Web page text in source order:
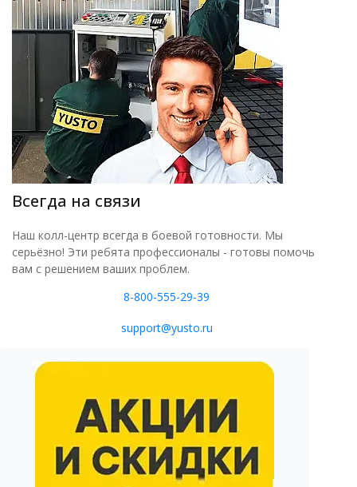
Всегда на связи
Наш колл-центр всегда в боевой готовности. Мы
серьёзно! Эти ребята профессионалы - готовы помочь
вам с решением ваших проблем.
8-800-555-29-39
support@yusto.ru